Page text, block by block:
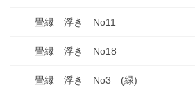
畳縁 浮き No11
畳縁 浮き No18
畳縁 浮き No3 (緑)